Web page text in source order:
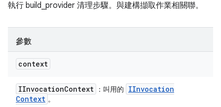
執行 build_provider 清理步驟。與建構擷取作業相關聯。
參數
context
IInvocationContext ：叫用的
IInvocation
Context 。